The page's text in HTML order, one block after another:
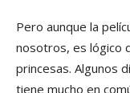
Pero aunque la
nosotros, es lógico
princesas. Algunos
tiene mucho en